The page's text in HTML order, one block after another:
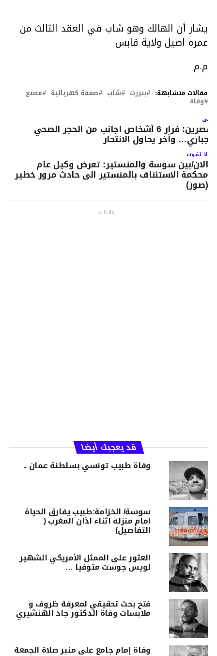
يشار أن الهالك وهو شاب في العقد الثالث من
عمره اصيل ولاية قابس
م.م
مقالات متشابهة: بنزرت شاب صعقة كهربائية مصنع
وفاة
القصرين: فرار 6 أشخاص اجانب من الحجر الصحي
وآخر يحاول الانتحار
لا تفوت
الان/بين سوسة والمنستير: تعرض وكيل عام
محكمة الاستئناف بالمنستير الى حادث مرور خطير
(صور)
إعلانات
قد يعجبك أيضا
وفاة طبيب تونسي بسلطنة عمان ..
سوسة/ الخزامة:طبيب يفارق الحياة
امام منزله اثناء اذان المغرب (
التفاصيل)
العثور على الممثل الأمريكي الشهير
لويس جوست متوفيا …
فتح بحث تحقيقي لمعرفة ظروف و
ملابسات وفاة الدكتور جاد الهنشيري
وفاة إمام جامع على منبر صلاة الجمعة